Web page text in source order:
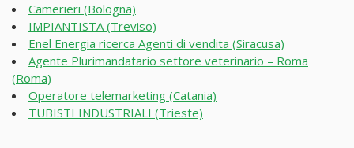
Camerieri (Bologna)
IMPIANTISTA (Treviso)
Enel Energia ricerca Agenti di vendita (Siracusa)
Agente Plurimandatario settore veterinario – Roma
(Roma)
Operatore telemarketing (Catania)
TUBISTI INDUSTRIALI (Trieste)